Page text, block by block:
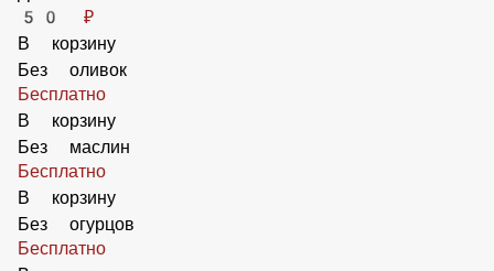
Добавить Перец Халапеньо
70 ₽
В корзину
Добавить Колбаски
49 ₽
В корзину
Добавить Ветчину
59 ₽
В корзину